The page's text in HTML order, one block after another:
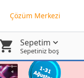
Çözüm Merkezi
Sepetim
Sepetiniz boş